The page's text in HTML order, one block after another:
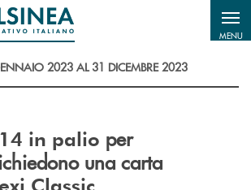
MENU
2023 AL 31 DICEMBRE 2023
in palio per
una carta